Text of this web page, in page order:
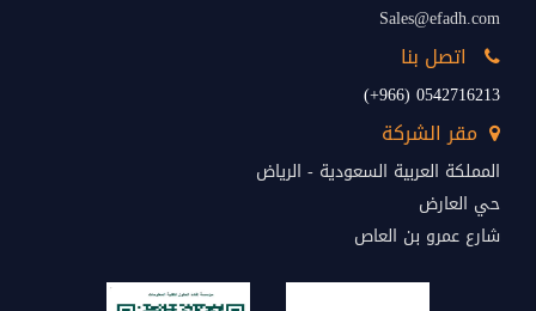
Sales@efadh.com
اتصل بنا
0542716213 (966+)
مقر الشركة
المملكة العربية السعودية - الرياض
حي العارض
شارع عمرو بن العاص